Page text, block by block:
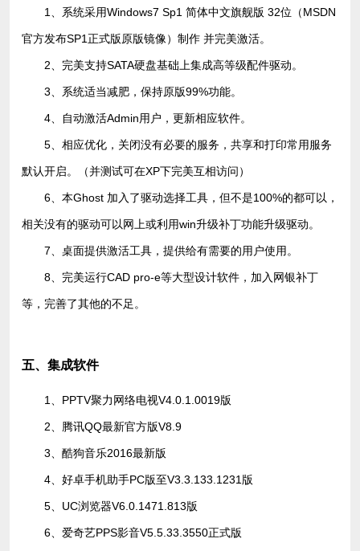
1、系统采用Windows7 Sp1 简体中文旗舰版 32位（MSDN
官方发布SP1正式版原版镜像）制作 并完美激活。
2、完美支持SATA硬盘基础上集成高等级配件驱动。
3、系统适当减肥，保持原版99%功能。
4、自动激活Admin用户，更新相应软件。
5、相应优化，关闭没有必要的服务，共享和打印常用服务
默认开启。（并测试可在XP下完美互相访问）
6、本Ghost 加入了驱动选择工具，但不是100%的都可以，
相关没有的驱动可以网上或利用win升级补丁功能升级驱动。
7、桌面提供激活工具，提供给有需要的用户使用。
8、完美运行CAD pro-e等大型设计软件，加入网银补丁
等，完善了其他的不足。
五、集成软件
1、PPTV聚力网络电视V4.0.1.0019版
2、腾讯QQ最新官方版V8.9
3、酷狗音乐2016最新版
4、好卓手机助手PC版至V3.3.133.1231版
5、UC浏览器V6.0.1471.813版
6、爱奇艺PPS影音V5.5.33.3550正式版